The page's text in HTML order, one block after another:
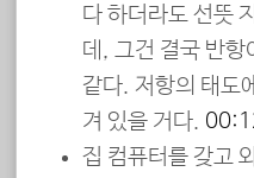
다 하더라도 선뜻
데, 그건 결국 반항
같다. 저항의 태도
겨 있을 거다.
집 컴퓨터를 갖고